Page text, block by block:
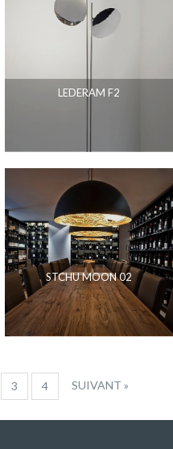
LEDERAM F2
STCHU MOON 02
3 4 SUIVANT »